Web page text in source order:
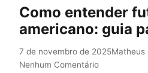
Como entender
americano: guia
7 de novembro de 2025Matheus
Nenhum Comentário